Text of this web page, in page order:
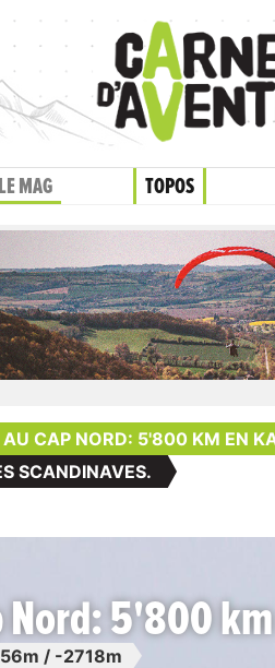
LE MAG TOPOS
CAP NORD: 5'800 KM EN
SCANDINAVES.
Nord: 5'800
/ -2718m